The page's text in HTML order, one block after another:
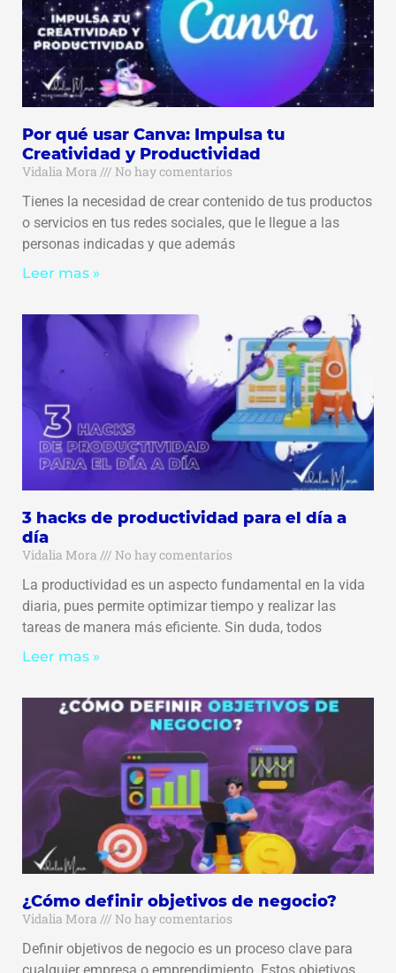
Por qué usar Canva: Impulsa tu
Creatividad y Productividad
Vidalia Mora
No hay comentarios
Tienes la necesidad de crear contenido de tus productos
o servicios en tus redes sociales, que le llegue a las
personas indicadas y que además
Leer mas »
3 hacks de productividad para el día a
día
Vidalia Mora
No hay comentarios
La productividad es un aspecto fundamental en la vida
diaria, pues permite optimizar tiempo y realizar las
tareas de manera más eficiente. Sin duda, todos
Leer mas »
¿Cómo definir objetivos de negocio?
Vidalia Mora
No hay comentarios
Definir objetivos de negocio es un proceso clave para